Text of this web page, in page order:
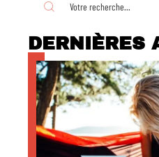
DERNIÈRES